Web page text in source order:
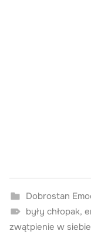
Dobrostan
były chłopak,
zwątpienie w siebie